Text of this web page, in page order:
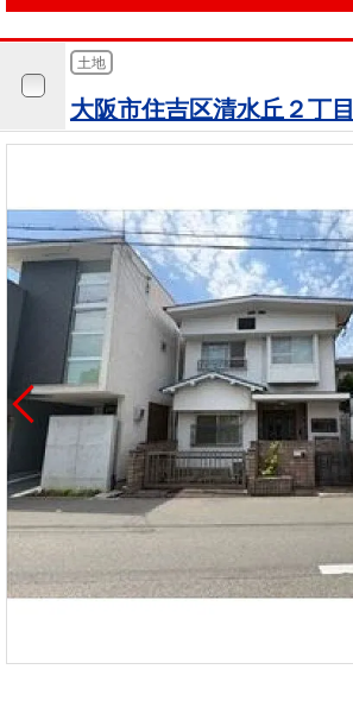
土地
大阪市住吉区清水丘２丁目